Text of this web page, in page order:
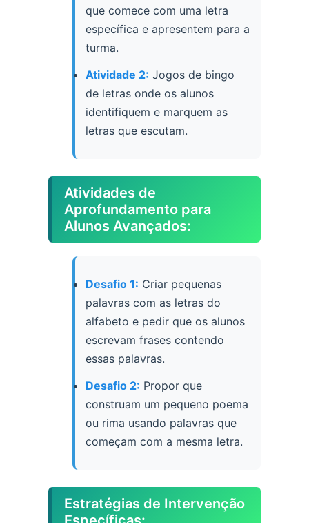
que comece com uma letra
específica e apresentem para a
turma.
Atividade 2: Jogos de bingo
de letras onde os alunos
identifiquem e marquem as
letras que escutam.
Atividades de
Aprofundamento para
Alunos Avançados:
Desafio 1: Criar pequenas
palavras com as letras do
alfabeto e pedir que os alunos
escrevam frases contendo
essas palavras.
Desafio 2: Propor que
construam um pequeno poema
ou rima usando palavras que
começam com a mesma letra.
Estratégias de Intervenção